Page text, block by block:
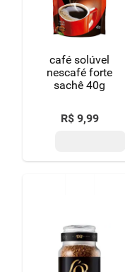
café solúvel
nescafé forte
sachê 40g
R$ 9,99
macarrão
chocolate